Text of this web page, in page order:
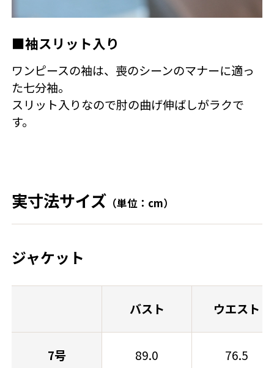
■袖スリット入り
ワンピースの袖は、喪のシーンのマナーに適っ
た七分袖。
スリット入りなので肘の曲げ伸ばしがラクで
す。
実寸法サイズ （単位：cm）
ジャケット
バスト ウエスト
7号 89.0 76.5